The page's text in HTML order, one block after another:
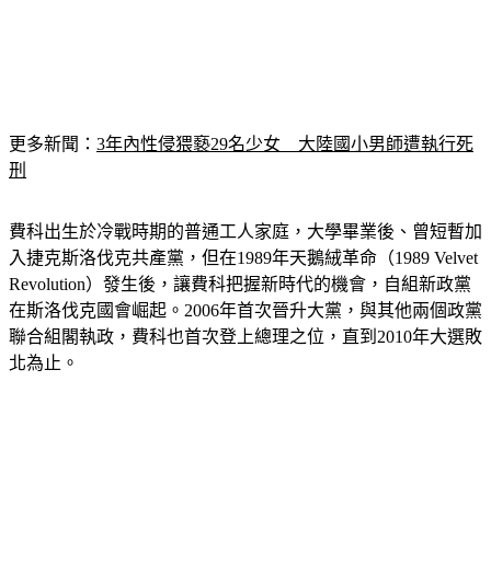
刑
入捷克斯洛伐克共產黨，但在1989年天鵝絨革命（1989 Velvet
Revolution）發生後，讓費科把握新時代的機會，自組新政黨
在斯洛伐克國會崛起。2006年首次晉升大黨，與其他兩個政黨
聯合組閣執政，費科也首次登上總理之位，直到2010年大選敗
北為止。